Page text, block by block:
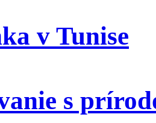
v Tunise
s